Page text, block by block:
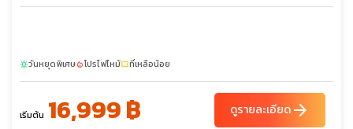
sunnyวันหยุดพิเศษlocal_fire_departmentโปรไฟไหม้confirmation_numberที่เหลือน้อย
เริ่มต้น 16,999 ฿ ดูรายละเอียดarrow_forward